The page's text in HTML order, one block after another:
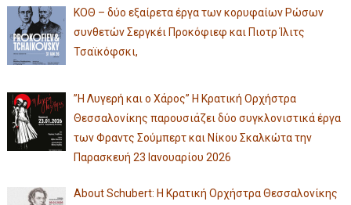
ΚΟΘ – δύο εξαίρετα έργα των κορυφαίων Ρώσων
συνθετών Σεργκέι Προκόφιεφ και Πιοτρ Ίλιτς
Τσαϊκόφσκι,
”Η Λυγερή και ο Χάρος” Η Κρατική Ορχήστρα
Θεσσαλονίκης παρουσιάζει δύο συγκλονιστικά έργα
των Φραντς Σούμπερτ και Νίκου Σκαλκώτα την
Παρασκευή 23 Ιανουαρίου 2026
About Schubert: Η Κρατική Ορχήστρα Θεσσαλονίκης